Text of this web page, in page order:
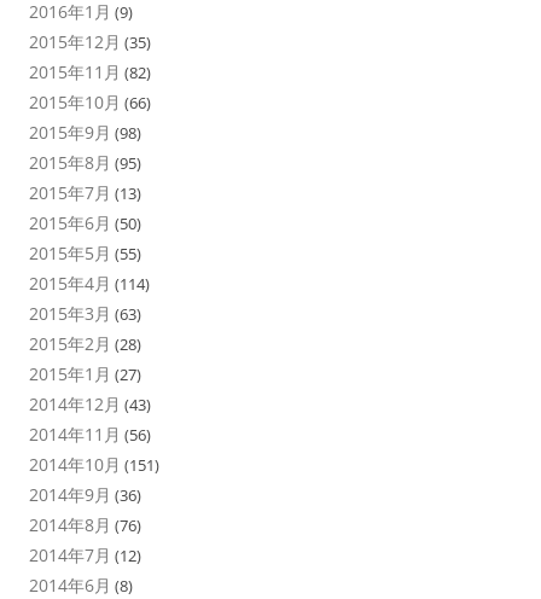
2016年1月 (9)
2015年12月 (35)
2015年11月 (82)
2015年10月 (66)
2015年9月 (98)
2015年8月 (95)
2015年7月 (13)
2015年6月 (50)
2015年5月 (55)
2015年4月 (114)
2015年3月 (63)
2015年2月 (28)
2015年1月 (27)
2014年12月 (43)
2014年11月 (56)
2014年10月 (151)
2014年9月 (36)
2014年8月 (76)
2014年7月 (12)
2014年6月 (8)